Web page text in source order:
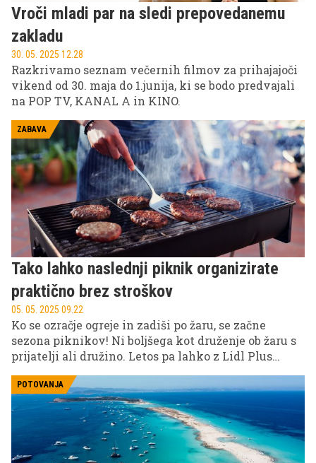
Vroči mladi par na sledi prepovedanemu
zakladu
30. 05. 2025 12.28
Razkrivamo seznam večernih filmov za prihajajoči
vikend od 30. maja do 1.junija, ki se bodo predvajali
na POP TV, KANAL A in KINO.
ZABAVA
Tako lahko naslednji piknik organizirate
praktično brez stroškov
05. 05. 2025 09.22
Ko se ozračje ogreje in zadiši po žaru, se začne
sezona piknikov! Ni boljšega kot druženje ob žaru s
prijatelji ali družino. Letos pa lahko z Lidl Plus
aplikacijo osvojite super nagrade in naredite
piknike še bolj posebne.
POTOVANJA